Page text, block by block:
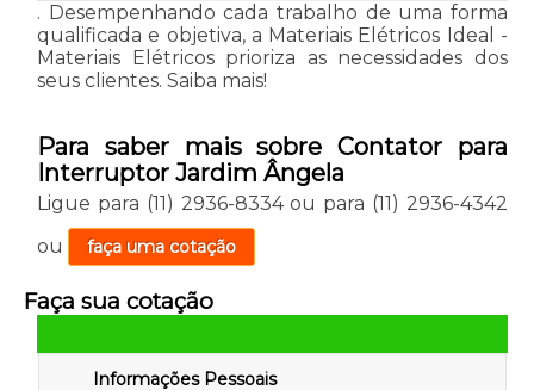
. Desempenhando cada trabalho de uma forma
qualificada e objetiva, a Materiais Elétricos Ideal -
Materiais Elétricos prioriza as necessidades dos
seus clientes. Saiba mais!
Para saber mais sobre Contator para
Interruptor Jardim Ângela
Ligue para (11) 2936-8334ou para (11) 2936-4342
ou
faça uma cotação
Faça sua cotação
Informações Pessoais